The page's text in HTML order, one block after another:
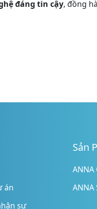
đáng tin cậy, đồng
án
sự
Sản
ANNA
ANNA